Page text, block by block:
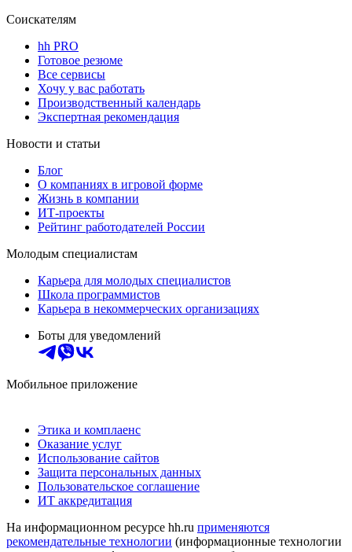
Соискателям
hh PRO
Готовое резюме
Все сервисы
Хочу у вас работать
Производственный календарь
Экспертная рекомендация
Новости и статьи
Блог
О компаниях в игровой форме
Жизнь в компании
ИТ-проекты
Рейтинг работодателей России
Молодым специалистам
Карьера для молодых специалистов
Школа программистов
Карьера в некоммерческих организациях
Боты для уведомлений
Мобильное приложение
Этика и комплаенс
Оказание услуг
Использование сайтов
Защита персональных данных
Пользовательское соглашение
ИТ аккредитация
На информационном ресурсе hh.ru применяются
рекомендательные технологии (информационные технологии